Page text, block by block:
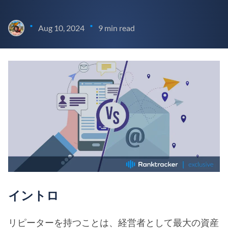
• Aug 10, 2024 • 9 min read
イントロ
リピーターを持つことは、経営者として最大の資産